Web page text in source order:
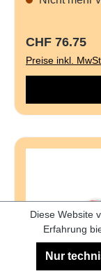
Regulärer
CHF 76.75
Preise inkl.
Diese Website
Erfahrung
Nur